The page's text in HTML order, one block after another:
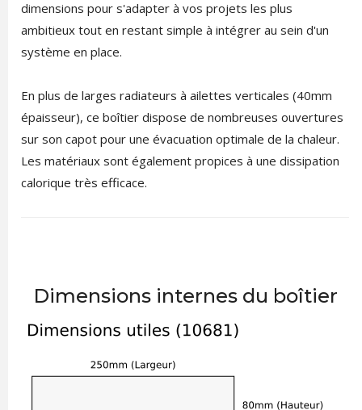
dimensions pour s'adapter à vos projets les plus
ambitieux tout en restant simple à intégrer au sein d'un
système en place.
En plus de larges radiateurs à ailettes verticales (40mm
épaisseur), ce boîtier dispose de nombreuses ouvertures
sur son capot pour une évacuation optimale de la chaleur.
Les matériaux sont également propices à une dissipation
calorique très efficace.
Dimensions internes du boîtier